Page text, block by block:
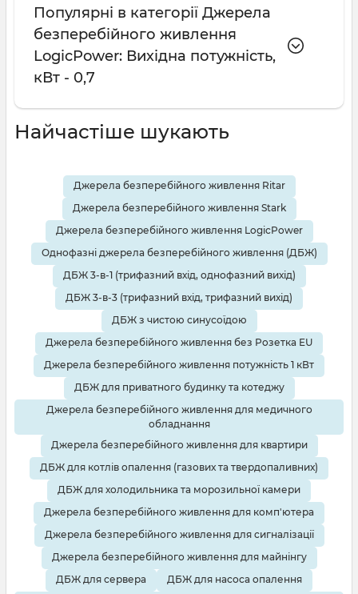
Популярні в категорії Джерела
безперебійного живлення
LogicPower: Вихідна потужність,
кВт - 0,7
Найчастіше шукають
Джерела безперебійного живлення Ritar
Джерела безперебійного живлення Stark
Джерела безперебійного живлення LogicPower
Однофазні джерела безперебійного живлення (ДБЖ)
ДБЖ 3-в-1 (трифазний вхід, однофазний вихід)
ДБЖ 3-в-3 (трифазний вхід, трифазний вихід)
ДБЖ з чистою синусоїдою
Джерела безперебійного живлення без Розетка EU
Джерела безперебійного живлення потужність 1 кВт
ДБЖ для приватного будинку та котеджу
Джерела безперебійного живлення для медичного
обладнання
Джерела безперебійного живлення для квартири
ДБЖ для котлів опалення (газових та твердопаливних)
ДБЖ для холодильника та морозильної камери
Джерела безперебійного живлення для комп'ютера
Джерела безперебійного живлення для сигналізації
Джерела безперебійного живлення для майнінгу
ДБЖ для сервера
ДБЖ для насоса опалення